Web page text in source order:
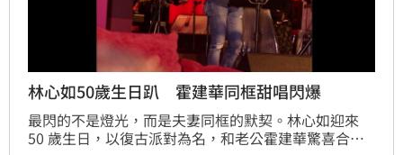
林心如50歲生日趴 霍建華同框甜唱閃爆
最閃的不是燈光，而是夫妻同框的默契。林心如迎來
50 歲生日，以復古派對為名，和老公霍建華驚喜合體